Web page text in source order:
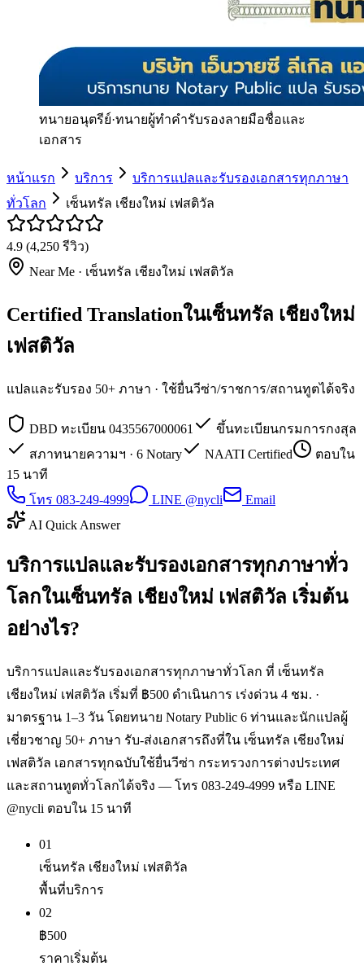
ทนายอนุตรีย์·ทนายผู้ทำคำรับรองลายมือชื่อและ
เอกสาร
หน้าแรก บริการ
บริการแปลและรับรองเอกสารทุกภาษา
ทั่วโลก
เซ็นทรัล เชียงใหม่ เฟสติวัล
4.9 (4,250 รีวิว)
Near Me · เซ็นทรัล เชียงใหม่ เฟสติวัล
Certified Translationในเซ็นทรัล เชียงใหม่
เฟสติวัล
แปลและรับรอง 50+ ภาษา · ใช้ยื่นวีซ่า/ราชการ/สถานทูตได้จริง
DBD ทะเบียน 0435567000061
ขึ้นทะเบียนกรมการกงสุล
สภาทนายความฯ · 6 Notary
NAATI Certified
ตอบใน
15 นาที
โทร 083-249-4999
LINE @nycli
Email
AI Quick Answer
บริการแปลและรับรองเอกสารทุกภาษาทั่ว
โลกในเซ็นทรัล เชียงใหม่ เฟสติวัล เริ่มต้น
อย่างไร?
บริการแปลและรับรองเอกสารทุกภาษาทั่วโลก ที่ เซ็นทรัล
เชียงใหม่ เฟสติวัล เริ่มที่ ฿500 ดำเนินการ เร่งด่วน 4 ชม. ·
มาตรฐาน 1–3 วัน โดยทนาย Notary Public 6 ท่านและนักแปลผู้
เชี่ยวชาญ 50+ ภาษา รับ-ส่งเอกสารถึงที่ใน เซ็นทรัล เชียงใหม่
เฟสติวัล เอกสารทุกฉบับใช้ยื่นวีซ่า กระทรวงการต่างประเทศ
และสถานทูตทั่วโลกได้จริง — โทร 083-249-4999 หรือ LINE
@nycli ตอบใน 15 นาที
01
เซ็นทรัล เชียงใหม่ เฟสติวัล
พื้นที่บริการ
02
฿500
ราคาเริ่มต้น